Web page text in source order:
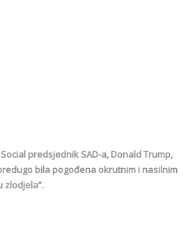
predsjednik SAD-a, Donald Trump,
bila pogođena okrutnim i nasilnim
zlodjela”.